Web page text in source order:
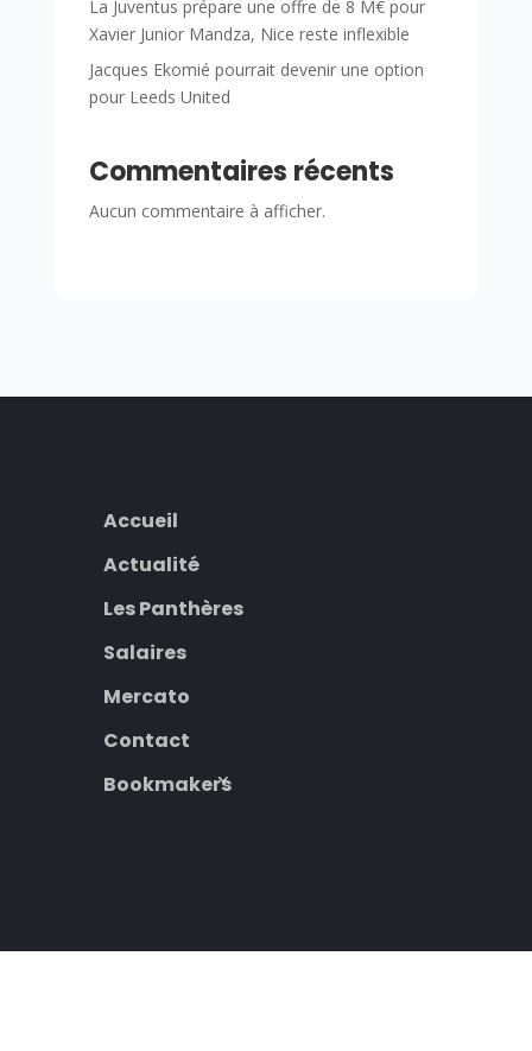
La Juventus prépare une offre de 8 M€ pour
Xavier Junior Mandza, Nice reste inflexible
Jacques Ekomié pourrait devenir une option
pour Leeds United
Commentaires récents
Aucun commentaire à afficher.
Accueil
Actualité
Les Panthères
Salaires
Mercato
Contact
Bookmakers